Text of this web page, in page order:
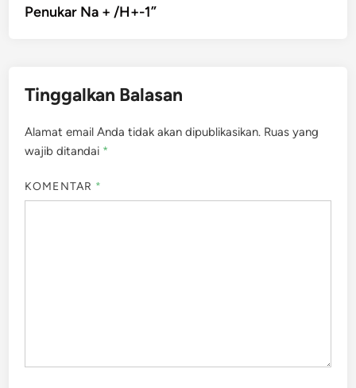
Penukar Na + /H+-1”
Tinggalkan Balasan
Alamat email Anda tidak akan dipublikasikan. Ruas yang
wajib ditandai *
KOMENTAR *